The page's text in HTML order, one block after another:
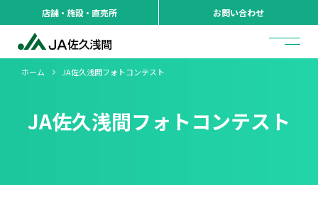
店舗・施設・直売所 お問い合わせ
ホーム JA佐久浅間フォトコンテスト
JA佐久浅間フォトコンテスト